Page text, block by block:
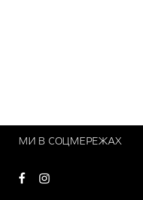
МИ В СОЦМЕРЕЖАХ